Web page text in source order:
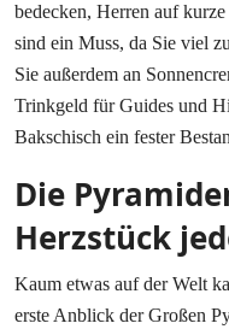
bedecken, Herren auf
sind ein Muss, da Sie viel
Sie außerdem an
Trinkgeld für Guides und
Bakschisch ein fester
Die
Herzstück
Kaum etwas auf der Welt
erste Anblick der Großen